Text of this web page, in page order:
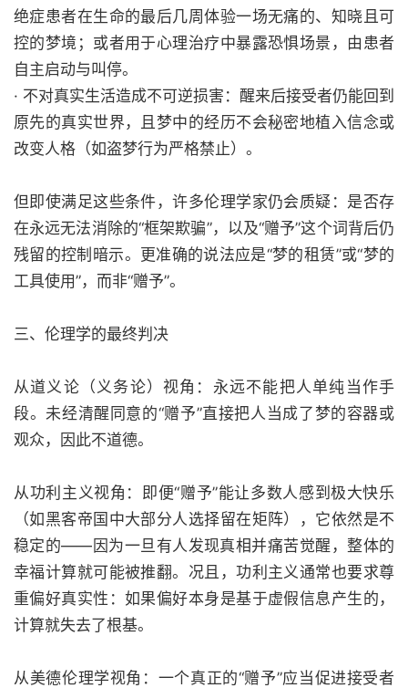
绝症患者在生命的最后几周体验一场无痛的、知晓且可
控的梦境；或者用于心理治疗中暴露恐惧场景，由患者
自主启动与叫停。
· 不对真实生活造成不可逆损害：醒来后接受者仍能回到
原先的真实世界，且梦中的经历不会秘密地植入信念或
改变人格（如盗梦行为严格禁止）。
但即使满足这些条件，许多伦理学家仍会质疑：是否存
在永远无法消除的“框架欺骗”，以及“赠予”这个词背后仍
残留的控制暗示。更准确的说法应是“梦的租赁”或“梦的
工具使用”，而非“赠予”。
三、伦理学的最终判决
从道义论（义务论）视角：永远不能把人单纯当作手
段。未经清醒同意的“赠予”直接把人当成了梦的容器或
观众，因此不道德。
从功利主义视角：即便“赠予”能让多数人感到极大快乐
（如黑客帝国中大部分人选择留在矩阵），它依然是不
稳定的——因为一旦有人发现真相并痛苦觉醒，整体的
幸福计算就可能被推翻。况且，功利主义通常也要求尊
重偏好真实性：如果偏好本身是基于虚假信息产生的，
计算就失去了根基。
从美德伦理学视角：一个真正的“赠予”应当促进接受者